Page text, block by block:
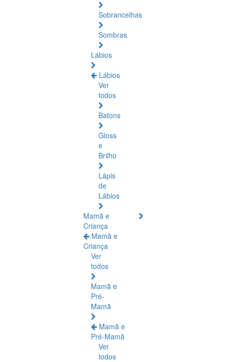
Sobrancelhas
Sombras
Lábios
Lábios
Ver
todos
Batons
Gloss
e
Brilho
Lápis
de
Lábios
Mamã e
Criança
Mamã e
Criança
Ver
todos
Mamã e
Pré-
Mamã
Mamã e
Pré-Mamã
Ver
todos